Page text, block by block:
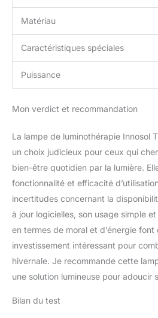
Matériau
Caractéristiques spéciales
Puissance
Mon verdict et recommandation
La lampe de luminothérapie Innosol
un choix judicieux pour ceux qui
bien-être quotidien par la lumière.
fonctionnalité et efficacité
incertitudes concernant la
à jour logicielles, son usage simple
en termes de moral et d’énergie
investissement intéressant pour
hivernale. Je recommande cette
une solution lumineuse pour adoucir
Bilan du test